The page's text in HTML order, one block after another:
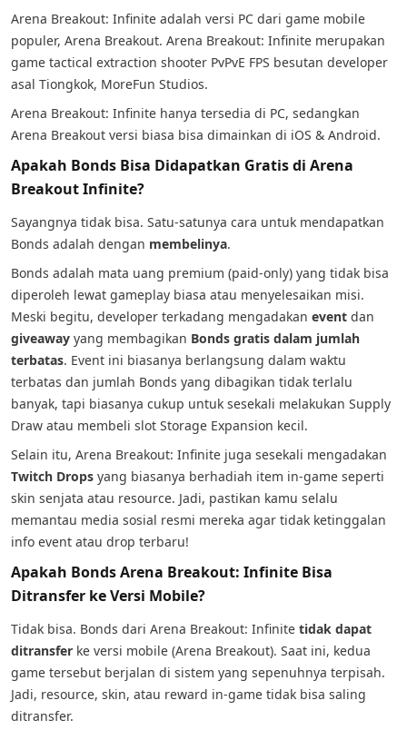
Arena Breakout: Infinite adalah versi PC dari game mobile
populer, Arena Breakout. Arena Breakout: Infinite merupakan
game tactical extraction shooter PvPvE FPS besutan developer
asal Tiongkok, MoreFun Studios.
Arena Breakout: Infinite hanya tersedia di PC, sedangkan
Arena Breakout versi biasa bisa dimainkan di iOS & Android.
Apakah Bonds Bisa Didapatkan Gratis di Arena
Breakout Infinite?
Sayangnya tidak bisa. Satu-satunya cara untuk mendapatkan
Bonds adalah dengan membelinya.
Bonds adalah mata uang premium (paid-only) yang tidak bisa
diperoleh lewat gameplay biasa atau menyelesaikan misi.
Meski begitu, developer terkadang mengadakan event dan
giveaway yang membagikan Bonds gratis dalam jumlah
terbatas. Event ini biasanya berlangsung dalam waktu
terbatas dan jumlah Bonds yang dibagikan tidak terlalu
banyak, tapi biasanya cukup untuk sesekali melakukan Supply
Draw atau membeli slot Storage Expansion kecil.
Selain itu, Arena Breakout: Infinite juga sesekali mengadakan
Twitch Drops yang biasanya berhadiah item in-game seperti
skin senjata atau resource. Jadi, pastikan kamu selalu
memantau media sosial resmi mereka agar tidak ketinggalan
info event atau drop terbaru!
Apakah Bonds Arena Breakout: Infinite Bisa
Ditransfer ke Versi Mobile?
Tidak bisa. Bonds dari Arena Breakout: Infinite tidak dapat
ditransfer ke versi mobile (Arena Breakout). Saat ini, kedua
game tersebut berjalan di sistem yang sepenuhnya terpisah.
Jadi, resource, skin, atau reward in-game tidak bisa saling
ditransfer.